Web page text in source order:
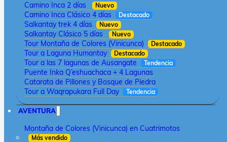
Camino Inca 2 días Nuevo
Camino Inca Clásico 4 días Destacado
Salkantay trek 4 días Nuevo
Salkantay Clásico 5 días Nuevo
Tour Montaña de Colores (Vinicunca) Destacado
Tour a Laguna Humantay Destacado
Tour a las 7 lagunas de Ausangate Tendencia
Puente Inka Q’eshuachaca + 4 Lagunas
Catarata de Pillones y Bosque de Piedra
Tour a Waqrapukara Full Day
Tendencia
AVENTURA
Montaña de Colores (Vinicunca) en Cuatrimotos
Más vendido